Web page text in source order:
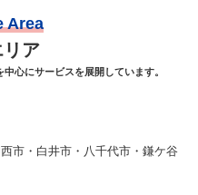
Area
ア
心にサービスを展開しています。
市・白井市・八千代市・鎌ケ谷